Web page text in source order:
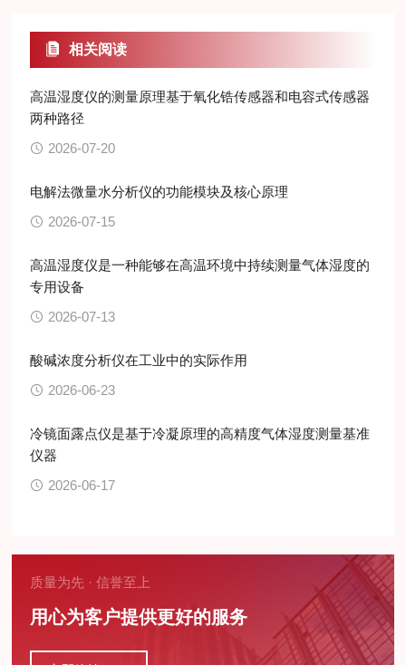
相关阅读
高温湿度仪的测量原理基于氧化锆传感器和电容式传感器
两种路径
2026-07-20
电解法微量水分析仪的功能模块及核心原理
2026-07-15
高温湿度仪是一种能够在高温环境中持续测量气体湿度的
专用设备
2026-07-13
酸碱浓度分析仪在工业中的实际作用
2026-06-23
冷镜面露点仪是基于冷凝原理的高精度气体湿度测量基准
仪器
2026-06-17
质量为先 · 信誉至上
用心为客户提供更好的服务